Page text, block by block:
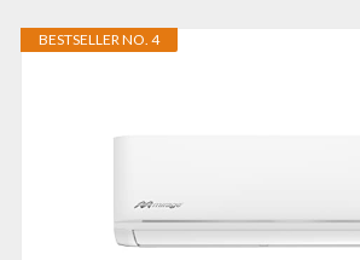
BESTSELLER NO. 4